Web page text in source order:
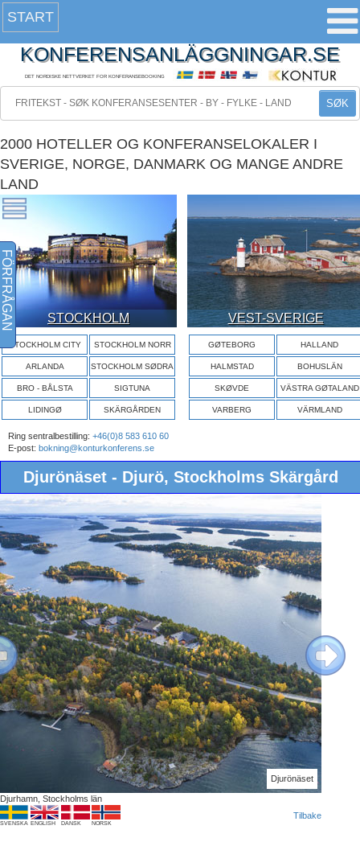
START
KONFERENSANLÄGGNINGAR.SE
DET NORDISKE NETTVERKET FOR KONFERANSEBOOKING
SØK
2000 HOTELLER OG KONFERANSELOKALER I
SVERIGE, NORGE, DANMARK OG MANGE ANDRE
LAND
STOCKHOLM
STOCKHOLM CITY STOCKHOLM NORR
ARLANDA STOCKHOLM SØDRA
BRO - BÅLSTA SIGTUNA
LIDINGØ SKÄRGÅRDEN
VEST-SVERIGE
GØTEBORG HALLAND
HALMSTAD BOHUSLÄN
SKØVDE VÄSTRA GØTALAND
VARBERG VÄRMLAND
Ring sentralbestilling: +46(0)8 583 610 60
E-post: bokning@konturkonferens.se
Djurönäset - Djurö, Stockholms Skärgård
Djurönäset
Next
Djurhamn, Stockholms län
SVENSKA ENGLISH DANSK NORSK
Tilbake
FÖRFRÅGAN